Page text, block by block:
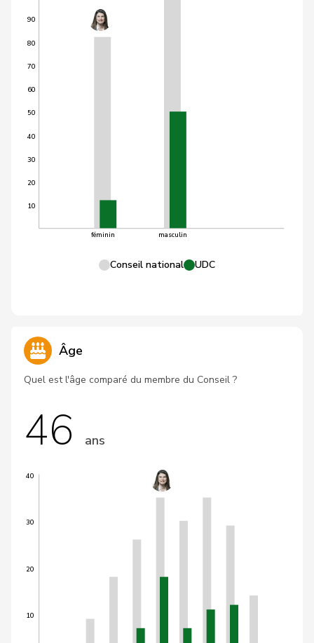
10
20
30
40
50
60
70
80
90
féminin masculin
Conseil national UDC
Âge
Quel est l'âge comparé du membre du Conseil ?
46 ans
10
20
30
40